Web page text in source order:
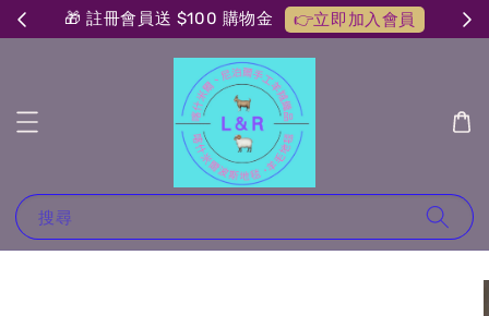
🎁 註冊會員送 $100 購物金 👉立即加入會員
搜尋